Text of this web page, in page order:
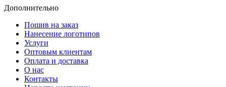
Дополнительно
Пошив на заказ
Нанесение логотипов
Услуги
Оптовым клиентам
Оплата и доставка
О нас
Контакты